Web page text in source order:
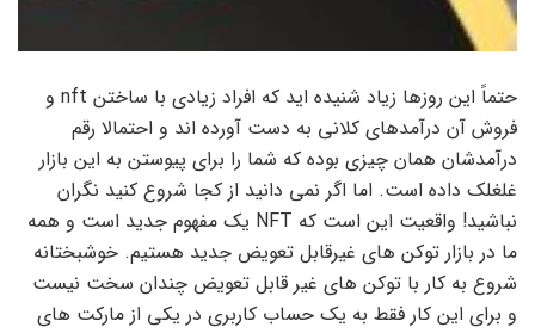
حتماً این روزها زیاد شنیده اید که افراد زیادی با ساختن nft و
فروش آن درآمدهای کلانی به دست آورده اند و احتمالا رقم
درآمدشان همان چیزی بوده که شما را برای پیوستن به این بازار
غلغلک داده است. اما اگر نمی دانید از کجا شروع کنید نگران
نباشید! واقعیت این است که NFT یک مفهوم جدید است و همه
ما در بازار توکن های غیرقابل تعویض جدید هستیم. خوشبختانه
شروع به کار با توکن های غیر قابل تعویض چندان سخت نیست
و برای این کار فقط به یک حساب کاربری در یکی از مارکت های